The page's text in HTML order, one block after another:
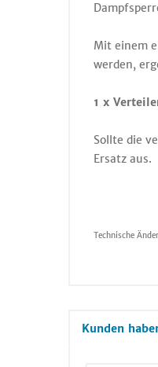
Mit einem
werden,
1 x
Sollte die
Ersatz aus.
Technische
Kunden